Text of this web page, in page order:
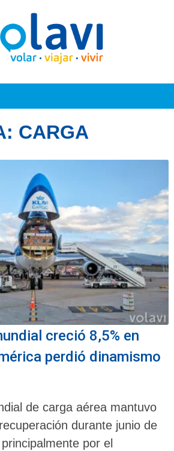
CARGA
creció 8,5% en
perdió dinamismo
de carga aérea mantuvo
durante junio de
por el